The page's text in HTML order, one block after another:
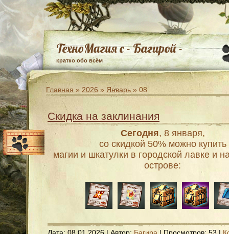
ТехноМагия с - Багирой -
кратко обо всём
Главная » 2026 » Январь » 08
Скидка на заклинания
Сегодня, 8 января,
со скидкой 50% можно купить
магии и шкатулки в городской лавке и
острове: